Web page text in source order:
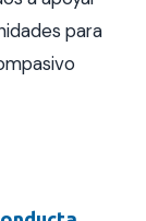
para